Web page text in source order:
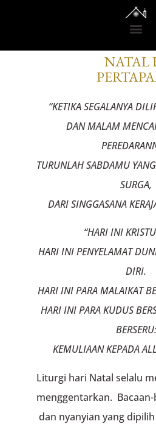
KABAR
NATAL
“KETIKA SEGALANYA
DAN MALAM
TURUNLAH SABDAMU
SURGA,
DARI SINGGASANA
“HARI INI
HARI INI PENYELAMAT
DIRI.
HARI INI PARA MALAIKAT
HARI INI PARA KUDUS
BERSERU:
KEMULIAAN KEPADA
Liturgi hari Natal selalu
menggentarkan.
dan nyanyian yang